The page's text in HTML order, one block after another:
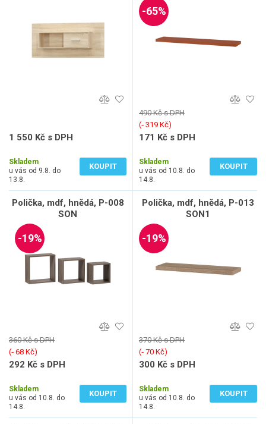
1 550 Kč s DPH
Skladem
u vás od 9.8. do
13.8.
KOUPIT
-65%
490 Kč s DPH
(‐ 319 Kč)
171 Kč s DPH
Skladem
u vás od 10.8. do
14.8.
KOUPIT
Polička, mdf, hnědá, P-008
SON
-19%
360 Kč s DPH
(‐ 68 Kč)
292 Kč s DPH
Skladem
u vás od 10.8. do
14.8.
KOUPIT
Polička, mdf, hnědá, P-013
SON1
-19%
370 Kč s DPH
(‐ 70 Kč)
300 Kč s DPH
Skladem
u vás od 10.8. do
14.8.
KOUPIT